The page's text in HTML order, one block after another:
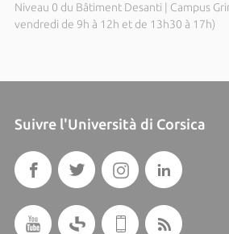
Niveau 0 du Bâtiment Desanti | Campus
vendredi de 9h à 12h et de 13h30 à 17h)
Suivre l'Università di Corsica